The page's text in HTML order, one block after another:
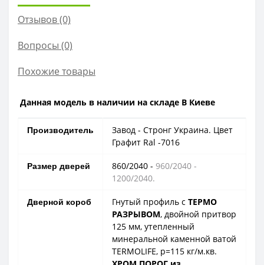
Отзывов (0)
Вопросы (0)
Похожие товары
Данная модель в наличии на складе В Киеве
Производитель
Завод - Стронг Украина. Цвет
Графит Ral -7016
Размер дверей 860/2040 - 960/2040 -
1200/2040.
Дверной короб Гнутый профиль с ТЕРМО
РАЗРЫВОМ, двойной притвор
125 мм, утепленный
минеральной каменной ватой
TERMOLIFE, p=115 кг/м.кв.